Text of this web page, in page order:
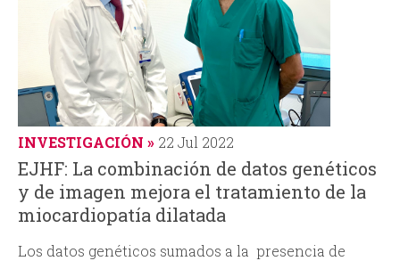
INVESTIGACIÓN 22 Jul 2022
EJHF: La combinación de datos genéticos
y de imagen mejora el tratamiento de la
miocardiopatía dilatada
Los datos genéticos sumados a la presencia de